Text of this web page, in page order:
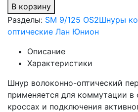
В корзину
Разделы: SM 9/125 OS2Шнуры
оптические Лан Юнион
Описание
Характеристики
Шнур волоконно-оптический
применяется для коммутации в
кроссах и подключения